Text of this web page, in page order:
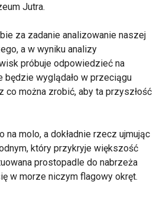
Jutra.
za zadanie analizowanie naszej
a w wyniku analizy
próbuje odpowiedzieć na
będzie wyglądało w przeciągu
co można zrobić, aby ta przyszłość
na molo, a dokładnie rzecz ujmując
który przykryje większość
prostopadle do nabrzeża
w morze niczym flagowy okręt.